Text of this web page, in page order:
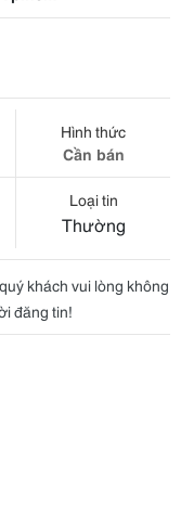
Hình thức
Cần bán
Loại tin
Thường
khách vui lòng không
đăng tin!